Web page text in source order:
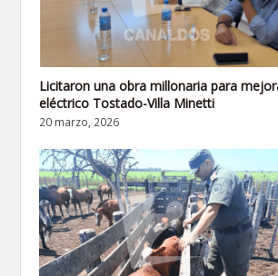
Licitaron una obra millonaria para
eléctrico Tostado-Villa Minetti
20 marzo, 2026